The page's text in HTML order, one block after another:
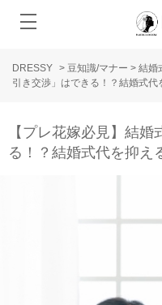
DRESSY > 豆知識/マナー > 結婚
引き交渉」はできる！？結婚式
【プレ花嫁必見】結
る！？結婚式代を抑